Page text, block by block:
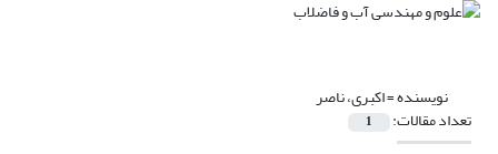
نویسنده =اکبری، ناصر
تعداد مقالات: 1